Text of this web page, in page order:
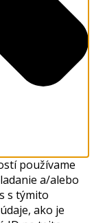
používame
a/alebo
s týmito
ako je